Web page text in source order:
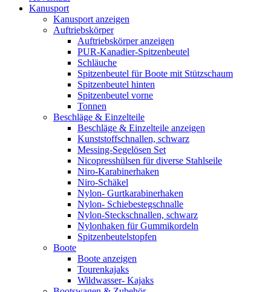
Kanusport
Kanusport anzeigen
Auftriebskörper
Auftriebskörper anzeigen
PUR-Kanadier-Spitzenbeutel
Schläuche
Spitzenbeutel für Boote mit Stützschaum
Spitzenbeutel hinten
Spitzenbeutel vorne
Tonnen
Beschläge & Einzelteile
Beschläge & Einzelteile anzeigen
Kunststoffschnallen, schwarz
Messing-Segelösen Set
Nicopresshülsen für diverse Stahlseile
Niro-Karabinerhaken
Niro-Schäkel
Nylon- Gurtkarabinerhaken
Nylon- Schiebestegschnalle
Nylon-Steckschnallen, schwarz
Nylonhaken für Gummikordeln
Spitzenbeutelstopfen
Boote
Boote anzeigen
Tourenkajaks
Wildwasser- Kajaks